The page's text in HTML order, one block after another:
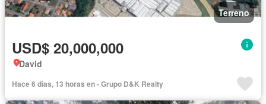
Terreno
USD$ 20,000,000
David
Hace 6 días, 13 horas en - Grupo D&K Realty